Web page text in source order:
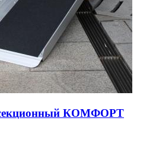
секционный КОМФОРТ